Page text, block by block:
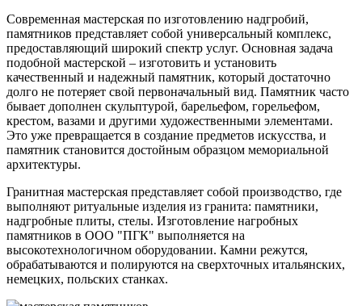
Современная мастерская по изготовлению надгробий,
памятников представляет собой универсальный комплекс,
предоставляющий широкий спектр услуг. Основная задача
подобной мастерской – изготовить и установить
качественный и надежный памятник, который достаточно
долго не потеряет свой первоначальный вид. Памятник часто
бывает дополнен скульптурой, барельефом, горельефом,
крестом, вазами и другими художественными элементами.
Это уже превращается в создание предметов искусства, и
памятник становится достойным образцом мемориальной
архитектуры.
Гранитная мастерская представляет собой производство, где
выполняют ритуальные изделия из гранита: памятники,
надгробные плиты, стелы. Изготовление нагробных
памятников в ООО "ПГК" выполняется на
высокотехнологичном оборудовании. Камни режутся,
обрабатываются и полируются на сверхточных итальянских,
немецких, польских станках.